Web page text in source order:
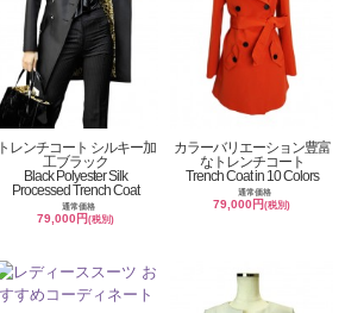
トレンチコート シルキー加
工ブラック
Black Polyester Silk
Processed Trench Coat
通常価格
79,000円(税別)
カラーバリエーション豊富
なトレンチコート
Trench Coat in 10 Colors
通常価格
79,000円(税別)